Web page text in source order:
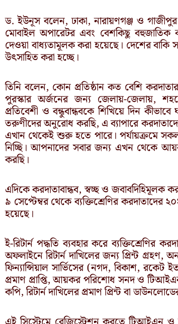
ড. ইউনূস বলেন, ঢাকা, নারায়ণগঞ্জ ও
মোবাইল অপারেটর এবং বেশকিছু বহুজাতিক
দেওয়া বাধ্যতামূলক করা হয়েছে। দেশের
উৎসাহিত করা হচ্ছে।
তিনি বলেন, কোন প্রতিষ্ঠান কত বেশি
পুরস্কার অর্জনের জন্য জেলায়-জেলায়,
প্রতিবেশী ও বন্ধুবান্ধবকে শিখিয়ে দিন
তরুণীদের অনুরোধ করছি, এ ব্যাপারে
এখান থেকেই শুরু হতে পারে। পর্যায়ক্রমে
নিচ্ছি। আপনাদের সবার জন্য এখন থেকে
করছি।
এদিকে করদাতাবান্ধব, স্বচ্ছ ও
৯ সেপ্টেম্বর থেকে ব্যক্তিশ্রেণির করদাতাদের
হয়েছে।
ই-রিটার্ন পদ্ধতি ব্যবহার করে ব্যক্তিশ্রেণির
অফলাইনে রিটার্ন দাখিলের জন্য প্রিন্ট গ্রহণ,
ফিন্যান্সিয়াল সার্ভিসের (নগদ, বিকাশ, রকেট
প্রমাণ প্রাপ্তি, আয়কর পরিশোধ সনদ ও টিআইএন
কপি, রিটার্ন দাখিলের প্রমাণ প্রিন্ট বা